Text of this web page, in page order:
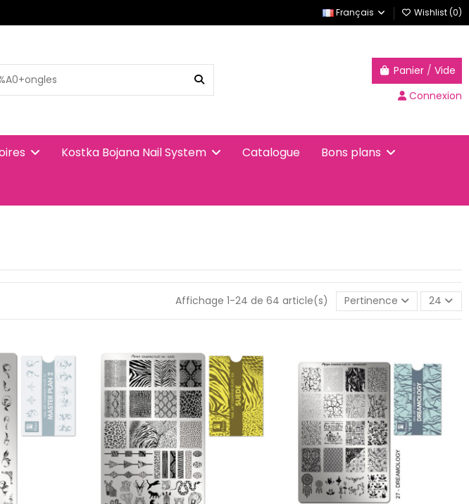
Français Wishlist (0)
Panier / Vide
Connexion
Kostka Bojana Nail System Catalogue Bons plans
Affichage 1-24 de 64 article(s) Pertinence 24